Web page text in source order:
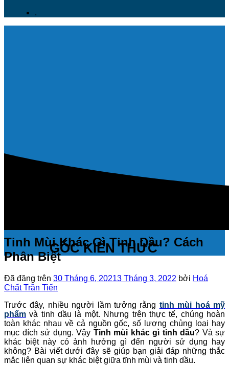
.
GÓC KIẾN THỨC
Tinh Mùi Khác Gì Tinh Dầu? Cách
Phân Biệt
Đã đăng trên 30 Tháng 6, 20213 Tháng 3, 2022 bởi Hoá
Chất Trần Tiến
Trước đây, nhiều người lầm tưởng rằng tinh mùi hoá mỹ
phẩm và tinh dầu là một. Nhưng trên thực tế, chúng hoàn
toàn khác nhau về cả nguồn gốc, số lượng chủng loại hay
mục đích sử dụng. Vậy Tinh mùi khác gì tinh dầu? Và sự
khác biệt này có ảnh hưởng gì đến người sử dụng hay
không? Bài viết dưới đây sẽ giúp bạn giải đáp những thắc
mắc liên quan sự khác biệt giữa tĩnh mùi và tinh dầu.